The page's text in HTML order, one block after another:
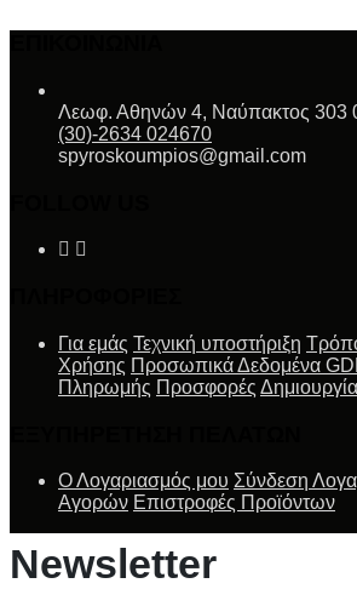
Λεωφ. Αθηνών 4, Ναύπακτος 303
(30)-2634 024670
spyroskoumpios@gmail.com
Για εμάς Τεχνική υποστήριξη
Χρήσης Προσωπικά Δεδομένα
Πληρωμής Προσφορές
Ο Λογαριασμός μου Σύνδεση
Αγορών Επιστροφές Προϊόντων
Newsletter